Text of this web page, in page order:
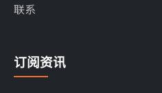
联系
订阅资讯